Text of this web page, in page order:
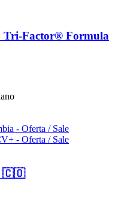
Factor® Formula
🇨🇴